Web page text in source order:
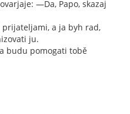
—Da, Papo, skazaj
a ja byh rad,
ju.
budu pomogati tobě